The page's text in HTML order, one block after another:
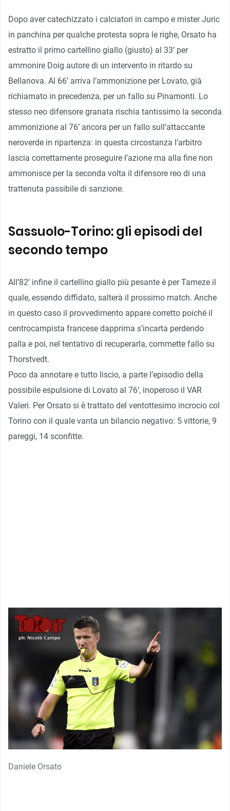
Dopo aver catechizzato i calciatori in campo e mister Juric
in panchina per qualche protesta sopra le righe, Orsato ha
estratto il primo cartellino giallo (giusto) al 33’ per
ammonire Doig autore di un intervento in ritardo su
Bellanova. Al 66’ arriva l’ammonizione per Lovato, già
richiamato in precedenza, per un fallo su Pinamonti. Lo
stesso neo difensore granata rischia tantissimo la seconda
ammonizione al 76’ ancora per un fallo sull’attaccante
neroverde in ripartenza: in questa circostanza l’arbitro
lascia correttamente proseguire l’azione ma alla fine non
ammonisce per la seconda volta il difensore reo di una
trattenuta passibile di sanzione.
Sassuolo-Torino: gli episodi del
secondo tempo
All’82’ infine il cartellino giallo più pesante è per Tameze il
quale, essendo diffidato, salterà il prossimo match. Anche
in questo caso il provvedimento appare corretto poiché il
centrocampista francese dapprima s’incarta perdendo
palla e poi, nel tentativo di recuperarla, commette fallo su
Thorstvedt.
Poco da annotare e tutto liscio, a parte l’episodio della
possibile espulsione di Lovato al 76’, inoperoso il VAR
Valeri. Per Orsato si è trattato del ventottesimo incrocio col
Torino con il quale vanta un bilancio negativo: 5 vittorie, 9
pareggi, 14 sconfitte.
Daniele Orsato